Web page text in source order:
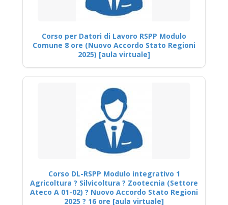
Corso per Datori di Lavoro RSPP Modulo
Comune 8 ore (Nuovo Accordo Stato Regioni
2025) [aula virtuale]
Corso DL-RSPP Modulo integrativo 1
Agricoltura ? Silvicoltura ? Zootecnia (Settore
Ateco A 01-02) ? Nuovo Accordo Stato Regioni
2025 ? 16 ore [aula virtuale]